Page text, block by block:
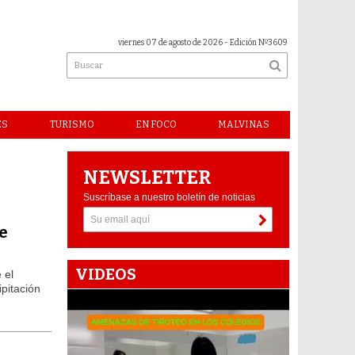
viernes 07 de agosto de 2026 - Edición Nº3609
TURISMO EN FOCO MALVINAS
el
NEWSLETTER
Suscríbase a nuestro boletín de noticias
VIDEOS